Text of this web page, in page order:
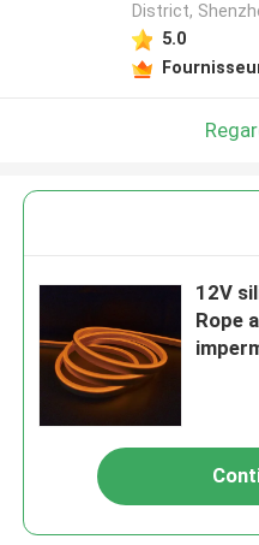
District,
5.0
12V
Rope